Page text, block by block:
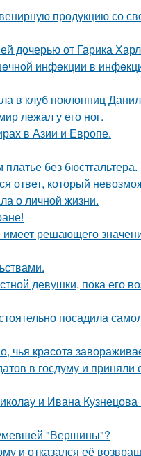
продукцию со
дочерью от Гарика
инфeкции в
в клуб поклонниц
лежал у его ног.
в Азии и Европе.
без бюстгальтера.
ответ, который
о личной жизни.
имеет решающего
девушки, пока его
посадила
чья красота
в госдуму и
и Ивана
"Вершины"?
и отказался её